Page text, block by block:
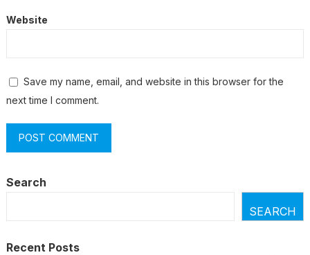
Website
Save my name, email, and website in this browser for the
next time I comment.
Search
SEARCH
Recent Posts